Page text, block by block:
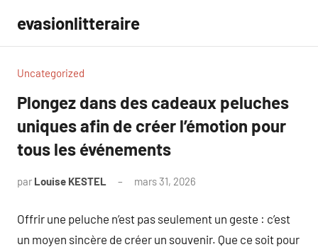
contenu
evasionlitteraire
Uncategorized
Plongez dans des cadeaux peluches
uniques afin de créer l’émotion pour
tous les événements
par Louise KESTEL mars 31, 2026
Offrir une peluche n’est pas seulement un geste : c’est
un moyen sincère de créer un souvenir. Que ce soit pour